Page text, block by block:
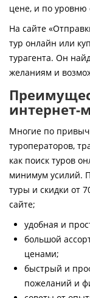
Контакты
цене, и по уровню
На сайте
тур онлайн или
турагента. Он
желаниям и
интернет-
Многие по
туроператоров,
как поиск туров
минимум усилий.
туры и скидки от
сайте;
удобная и
большой
ценами;
быстрый и
пожеланий и